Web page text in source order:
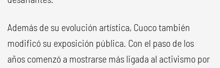
Además de su evolución artística, Cuoco también
modificó su exposición pública. Con el paso de los
años comenzó a mostrarse más ligada al activismo por